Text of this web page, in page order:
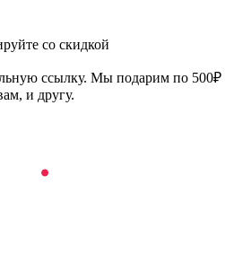
со скидкой
ссылку. Мы подарим по 500₽
и другу.